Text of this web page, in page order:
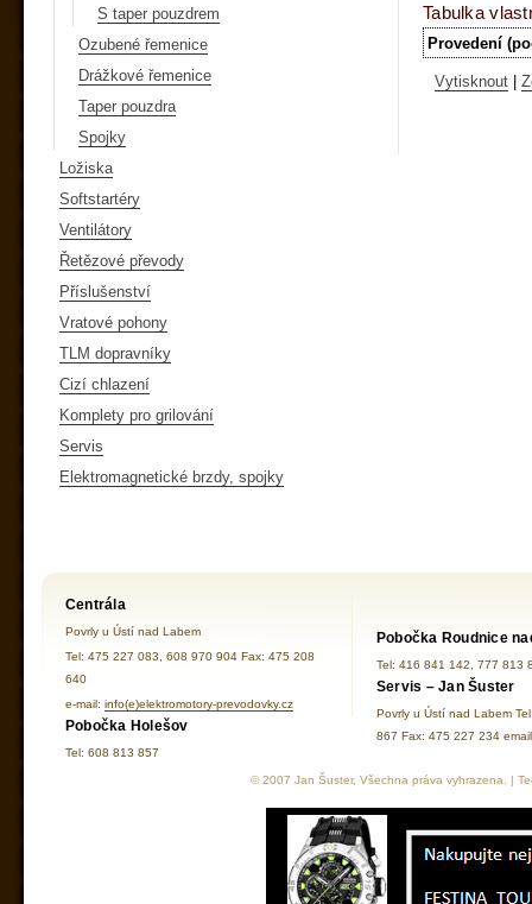
S taper pouzdrem
Ozubené řemenice
Drážkové řemenice
Taper pouzdra
Spojky
Ložiska
Softstartéry
Ventilátory
Řetězové převody
Příslušenství
Vratové pohony
TLM dopravníky
Cizí chlazení
Komplety pro grilování
Servis
Elektromagnetické brzdy, spojky
Tabulka
Provedení
Vytisknout
Centrála
Povrly u Ústí nad Labem
Tel: 475 227 083, 608 970 904 Fax: 475 208
640
e-mail: info(e)elektromotory-prevodovky.cz
Pobočka Holešov
Tel: 608 813 857
Pobočka Roudnice
Tel: 416 841 142, 777 813
Servis – Jan Šuster
Povrly u Ústí nad Labem
867 Fax: 475 227 234
© 2007 Jan Šuster, Všechna práva vyhrazena. |